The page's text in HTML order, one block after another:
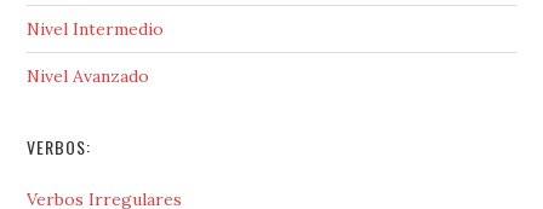
Nivel Intermedio
Nivel Avanzado
VERBOS:
Verbos Irregulares